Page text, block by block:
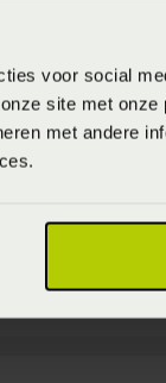
voor social
site met
met andere